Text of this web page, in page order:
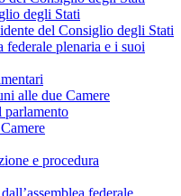
degli Stati
del Consiglio degli Stati
federale plenaria e i suoi
alle due Camere
parlamento
e procedura